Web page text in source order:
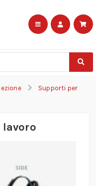
Supporti per